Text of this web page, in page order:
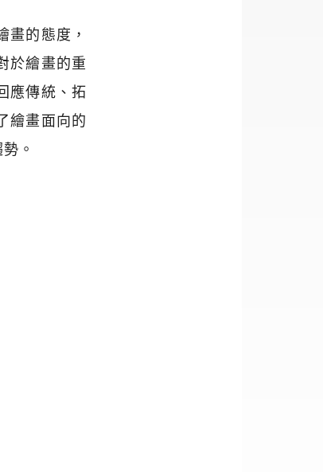
的態度，
於繪畫的重
應傳統、拓
繪畫面向的
。